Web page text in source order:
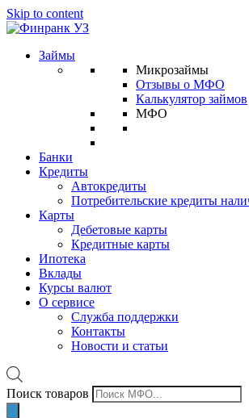
Skip to content
Займы
Микрозаймы
Отзывы о МФО
Калькулятор займов
МФО
Банки
Кредиты
Автокредиты
Потребительские кредиты
Карты
Дебетовые карты
Кредитные карты
Ипотека
Вклады
Курсы валют
О сервисе
Служба поддержки
Контакты
Новости и статьи
Поиск товаров